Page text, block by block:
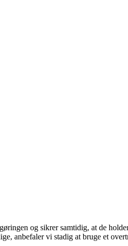
og sikrer samtidig, at de
anbefaler vi stadig at bruge et